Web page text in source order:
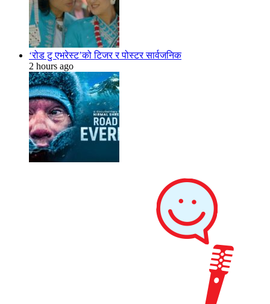
‘रोड टु एभरेस्ट’को टिजर र पोस्टर सार्वजनिक
2 hours ago